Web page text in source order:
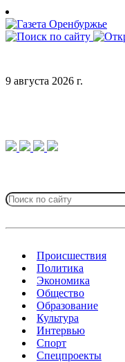
Skip
to
content
9 августа 2026 г.
for:
Происшествия
Политика
Экономика
Общество
Образование
Культура
Интервью
Спорт
Спецпроекты